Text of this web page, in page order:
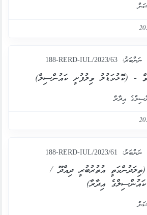
ނަންބަރު: 188-RERD-IUL/2023/63
- (ކޮޅުމަޑުލު ވިލުފުށީ ކައުންސިލް)
އިދާރާ
ނަންބަރު: 188-RERD-IUL/2023/61
އުތުރުބުރީ ދިއްދޫ /
އިދާރާ)